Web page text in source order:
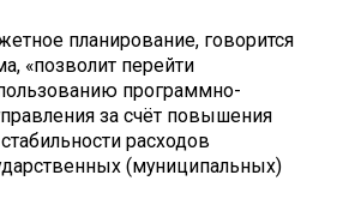
планирование, говорится
«позволит перейти
программно-
за счёт повышения
расходов
(муниципальных)